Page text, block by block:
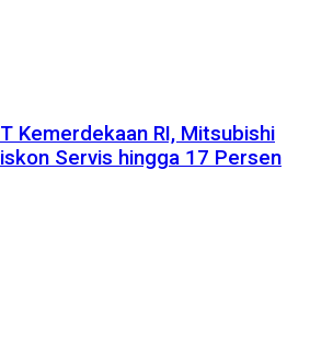
Kemerdekaan RI, Mitsubishi
Servis hingga 17 Persen